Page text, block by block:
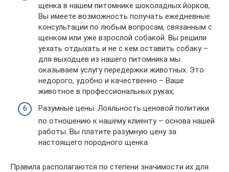
щенка в нашем питомнике шоколадных йорков,
Вы имеете возможность получать ежедневные
консультации по любым вопросам, связанным с
щенком или уже взрослой собакой. Вы решили
уехать отдыхать и не с кем оставить собаку –
для выходцев из нашего питомника мы
оказываем услугу передержки животных. Это
недорого, удобно и качественно – Ваше
животное в профессиональных руках;
Разумные цены. Лояльность ценовой политики
по отношению к нашему клиенту – основа нашей
работы. Вы платите разумную цену за
настоящего породного щенка.
Правила располагаются по степени значимости их для